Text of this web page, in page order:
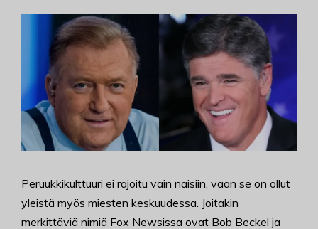
Peruukkikulttuuri ei rajoitu vain naisiin, vaan se on ollut
yleistä myös miesten keskuudessa. Joitakin
merkittäviä nimiä Fox Newsissa ovat Bob Beckel ja